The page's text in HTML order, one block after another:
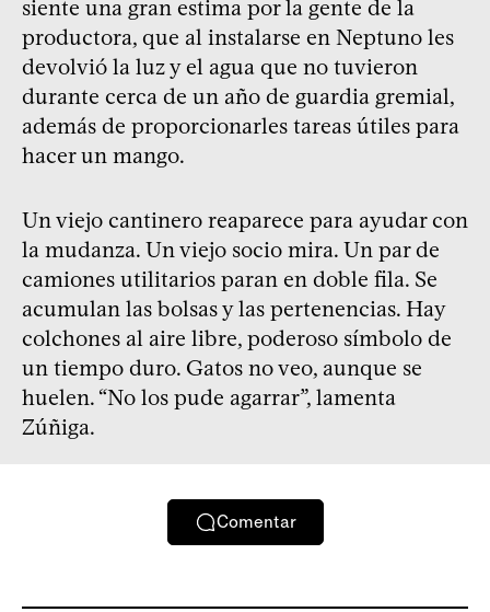
siente una gran estima por la gente de la
productora, que al instalarse en Neptuno les
devolvió la luz y el agua que no tuvieron
durante cerca de un año de guardia gremial,
además de proporcionarles tareas útiles para
hacer un mango.
Un viejo cantinero reaparece para ayudar con
la mudanza. Un viejo socio mira. Un par de
camiones utilitarios paran en doble fila. Se
acumulan las bolsas y las pertenencias. Hay
colchones al aire libre, poderoso símbolo de
un tiempo duro. Gatos no veo, aunque se
huelen. “No los pude agarrar”, lamenta
Zúñiga.
Comentar